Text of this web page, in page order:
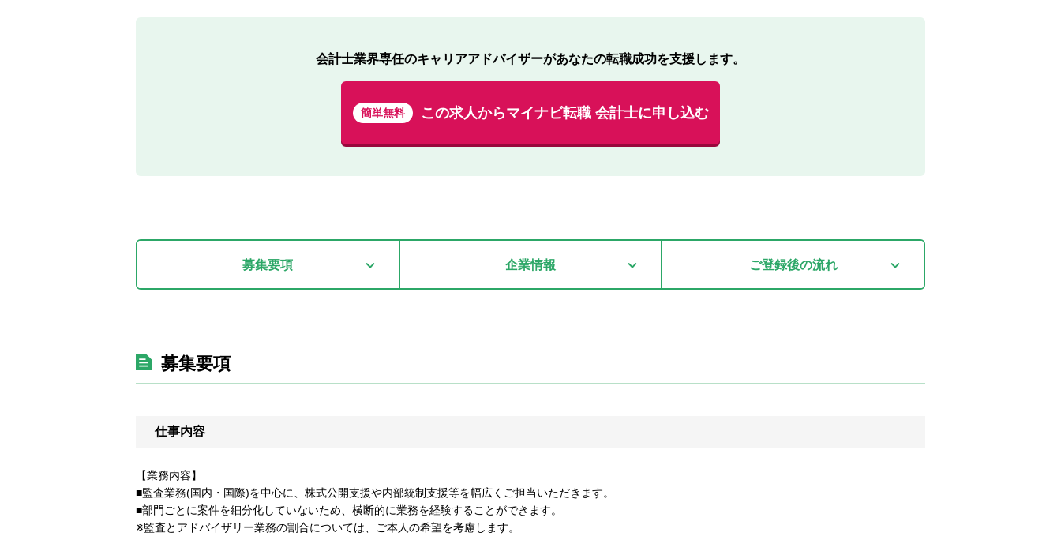
会計士業界専任のキャリアアドバイザーがあなたの転職成功を支援します。
簡単無料 この求人からマイナビ転職 会計士に申し込む
募集要項 企業情報 ご登録後の流れ
募集要項
仕事内容
【業務内容】
■監査業務(国内・国際)を中心に、株式公開支援や内部統制支援等を幅広くご担当いただきます。
■部門ごとに案件を細分化していないため、横断的に業務を経験することができます。
※監査とアドバイザリー業務の割合については、ご本人の希望を考慮します。